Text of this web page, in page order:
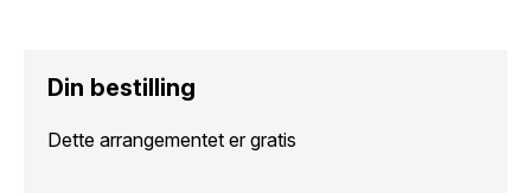
Din bestilling
Dette arrangementet er gratis